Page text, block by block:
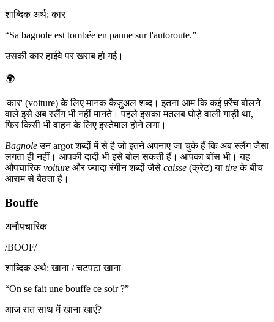
शाब्दिक अर्थ: कार
“Sa bagnole est tombée en panne sur l'autoroute.”
उसकी कार हाईवे पर खराब हो गई।
🌍
'कार' (voiture) के लिए मानक कैज़ुअल शब्द। इतना आम कि कई फ़्रेंच बोलने
वाले इसे अब स्लैंग भी नहीं मानते। पहले इसका मतलब घोड़े वाली गाड़ी था,
फिर किसी भी वाहन के लिए इस्तेमाल होने लगा।
Bagnoleउन argot शब्दों में से है जो इतने अपनाए जा चुके हैं कि अब स्लैंग जैसा
लगता ही नहीं। आपकी दादी भी इसे बोल सकती हैं। आपका बॉस भी। यह
औपचारिकvoiture और ज्यादा रंगीन शब्दों जैसे caisse (क्रेट) या tireके बीच
आराम से बैठता है।
Bouffe
अनौपचारिक
/BOOF/
शाब्दिक अर्थ: खाना / चटपटा खाना
“On se fait une bouffe ce soir ?”
आज रात साथ में खाना खाएँ?